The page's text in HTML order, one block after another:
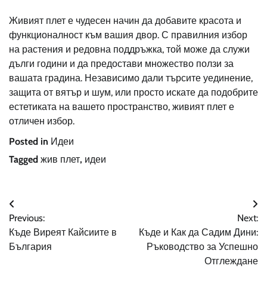
Живият плет е чудесен начин да добавите красота и
функционалност към вашия двор. С правилния избор
на растения и редовна поддръжка, той може да служи
дълги години и да предостави множество ползи за
вашата градина. Независимо дали търсите уединение,
защита от вятър и шум, или просто искате да подобрите
естетиката на вашето пространство, живият плет е
отличен избор.
Posted in Идеи
Tagged жив плет, идеи
Навигация
Previous:
Къде Виреят Кайсиите в
България
Next:
Къде и Как да Садим Дини:
Ръководство за Успешно
Отглеждане